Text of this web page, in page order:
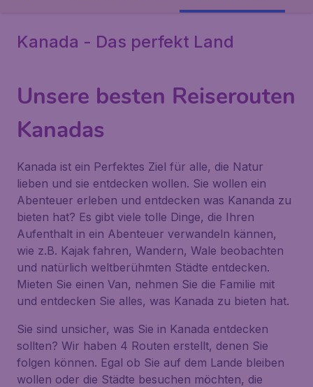
Kanada - Das perfekt Land
Unsere besten Reiserouten
Kanadas
Kanada ist ein Perfektes Ziel für alle, die Natur
lieben und sie entdecken wollen. Sie wollen ein
Abenteuer erleben und entdecken was Kananda zu
bieten hat? Es gibt viele tolle Dinge, die Ihren
Aufenthalt in ein Abenteuer verwandeln kännen,
wie z.B. Kajak fahren, Wandern, Wale beobachten
und natürlich weltberühmten Städte entdecken.
Mieten Sie einen Van, nehmen Sie die Familie mit
und entdecken Sie alles, was Kanada zu bieten hat.
Sie sind unsicher, was Sie in Kanada entdecken
sollten? Wir haben 4 Routen erstellt, denen Sie
folgen können. Egal ob Sie auf dem Lande bleiben
wollen oder die Städte besuchen möchten, die